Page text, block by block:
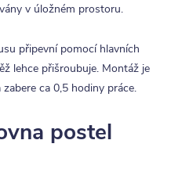
v úložném prostoru.
připevní pomocí hlavních
lehce přišroubuje. Montáž je
ca 0,5 hodiny práce.
postel